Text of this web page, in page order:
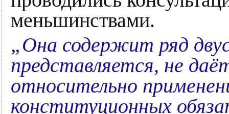
меньшинствами.
„Она содержит ряд
представляется, не
относительно
конституционных